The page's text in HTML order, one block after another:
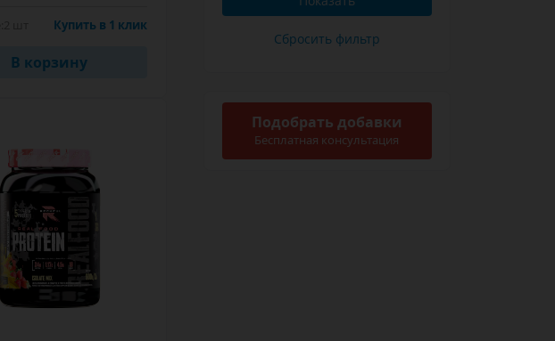
Подобрать добавки
Бесплатная консультация
Купить в 1 клик
В корзину